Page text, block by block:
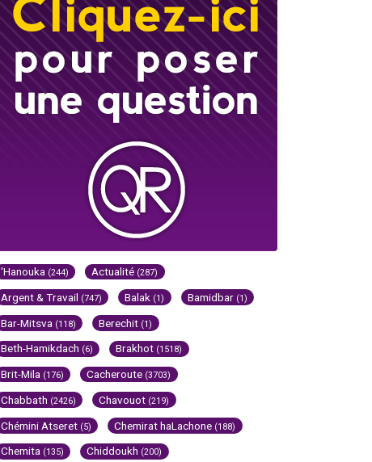
'Hanouka (244) Actualité (287)
Argent & Travail (747) Balak (1) Bamidbar (1)
Bar-Mitsva (118) Berechit (1)
Beth-Hamikdach (6) Brakhot (1518)
Brit-Mila (176) Cacheroute (3703)
Chabbath (2426) Chavouot (219)
Chémini Atseret (5) Chemirat haLachone (188)
Chemita (135) Chiddoukh (200)